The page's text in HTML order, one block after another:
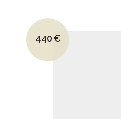
Le prix initial était :
440€
Le prix actuel est :